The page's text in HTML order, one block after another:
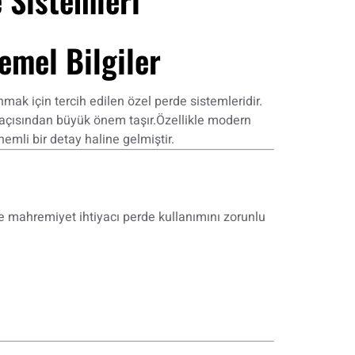
Bilgiler
için tercih edilen özel perde sistemleridir.
büyük önem taşır.Özellikle modern
bir detay haline gelmiştir.
mahremiyet ihtiyacı perde kullanımını zorunlu